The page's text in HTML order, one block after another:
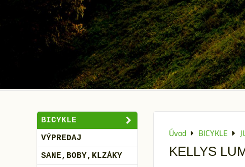
Úvod BICYKLE
KELLYS
BICYKLE
VÝPREDAJ
SANE,BOBY,KLZÁKY